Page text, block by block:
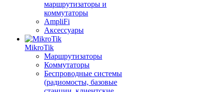
маршрутизаторы и
коммутаторы
AmpliFi
Аксессуары
MikroTik
Маршрутизаторы
Коммутаторы
Беспроводные системы
(радиомосты, базовые